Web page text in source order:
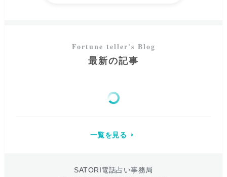
最新の記事
一覧を見る
SATORI電話占い事務局